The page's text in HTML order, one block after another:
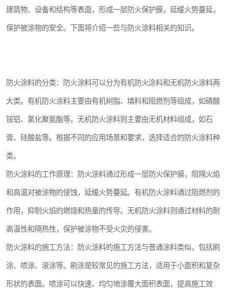
建筑物、设备和结构等表面，形成一层防火保护膜，延缓火势蔓延，
保护被涂物的安全。下面将介绍一些与防火涂料相关的知识。
防火涂料的分类：防火涂料可以分为有机防火涂料和无机防火涂料两
大类。有机防火涂料主要由有机树脂、填料和阻燃剂等组成，如磷酸
铵铝、氯化聚氨酯等。无机防火涂料则主要由无机材料组成，如石
膏、硅酸盐等。根据不同的应用场景和要求，选择适合的防火涂料种
类。
防火涂料的工作原理：防火涂料通过形成一层防火保护膜，阻隔火焰
和高温对被涂物的侵蚀，延缓火势蔓延。有机防火涂料通过阻燃剂的
作用，抑制火焰的燃烧和热量的传导。无机防火涂料则通过材料的耐
高温性和隔热性，保护被涂物不受火灾的侵害。
防火涂料的施工方法：防火涂料的施工方法与普通涂料类似，包括刷
涂、喷涂、滚涂等。刷涂是较常见的施工方法，适用于小面积和复杂
形状的表面。喷涂可以快速、均匀地涂覆大面积表面，提高施工效
聚脲涂料